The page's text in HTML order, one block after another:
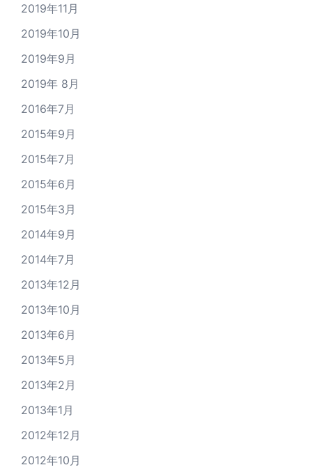
2019年11月
2019年10月
2019年9月
2019年 8月
2016年7月
2015年9月
2015年7月
2015年6月
2015年3月
2014年9月
2014年7月
2013年12月
2013年10月
2013年6月
2013年5月
2013年2月
2013年1月
2012年12月
2012年10月